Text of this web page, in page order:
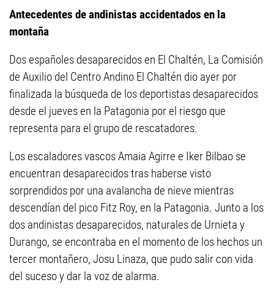
Antecedentes de andinistas accidentados en la
montaña
Dos españoles desaparecidos en El Chaltén, La Comisión
de Auxilio del Centro Andino El Chaltén dio ayer por
finalizada la búsqueda de los deportistas desaparecidos
desde el jueves en la Patagonia por el riesgo que
representa para el grupo de rescatadores.
Los escaladores vascos Amaia Agirre e Iker Bilbao se
encuentran desaparecidos tras haberse visto
sorprendidos por una avalancha de nieve mientras
descendían del pico Fitz Roy, en la Patagonia. Junto a los
dos andinistas desaparecidos, naturales de Urnieta y
Durango, se encontraba en el momento de los hechos un
tercer montañero, Josu Linaza, que pudo salir con vida
del suceso y dar la voz de alarma.